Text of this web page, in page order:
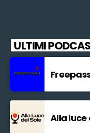
ULTIMI
Alla luce